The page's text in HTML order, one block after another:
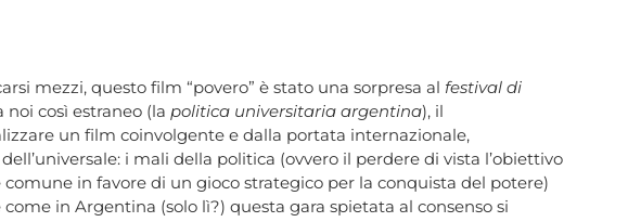
mezzi, questo film “povero” è stato una sorpresa al festival di
noi così estraneo (lapolitica universitaria argentina), il
un film coinvolgente e dalla portata internazionale,
i mali della politica (ovvero il perdere di vista l’obiettivo
in favore di un gioco strategico per la conquista del potere)
come in Argentina (solo lì?) questa gara spietata al consenso si